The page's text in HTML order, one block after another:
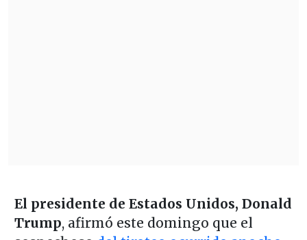
El presidente de Estados Unidos, Donald
Trump, afirmó este domingo que el